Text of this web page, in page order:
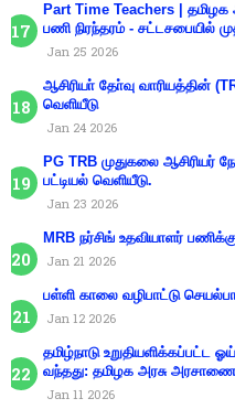
Part Time Teachers | தமிழக
பணி நிரந்தரம் - சட்டசபையில்
Jan 25 2026
ஆசிரியா் தோ்வு
வெளியீடு
Jan 24 2026
PG TRB முதுகலை ஆசிரியர்
பட்டியல் வெளியீடு.
Jan 23 2026
MRB நர்சிங் உதவியாளர்
Jan 21 2026
பள்ளி காலை வழிபாட்டு
Jan 12 2026
தமிழ்நாடு உறுதியளிக்கப்பட்ட
வந்தது: தமிழக அரசு
Jan 11 2026